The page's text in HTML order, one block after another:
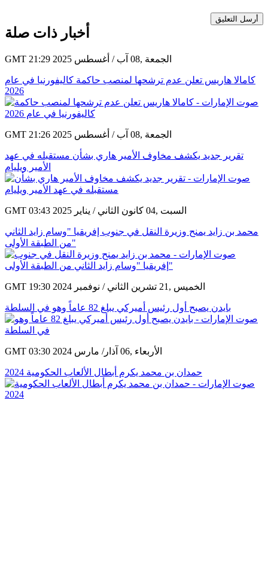
أرسل التعليق
أخبار ذات صلة
GMT 21:29 2025 الجمعة ,08 آب / أغسطس
كامالا هاريس تعلن عدم ترشحها لمنصب حاكمة كاليفورنيا في عام
2026
GMT 21:26 2025 الجمعة ,08 آب / أغسطس
تقرير جديد يكشف مخاوف الأمير هاري بشأن مستقبله في عهد
الأمير ويليام
GMT 03:43 2025 السبت ,04 كانون الثاني / يناير
محمد بن زايد يمنح وزيرة النقل في جنوب إفريقيا "وسام زايد الثاني
من الطبقة الأولى"
GMT 19:30 2024 الخميس ,21 تشرين الثاني / نوفمبر
بايدن يصبح أول رئيس أميركي يبلغ 82 عاماً وهو في السلطة
GMT 03:30 2024 الأربعاء ,06 آذار/ مارس
حمدان بن محمد يكرم أبطال الألعاب الحكومية 2024